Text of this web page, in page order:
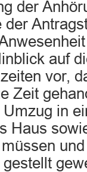
der
auf
vor,
Zeit
in
Haus